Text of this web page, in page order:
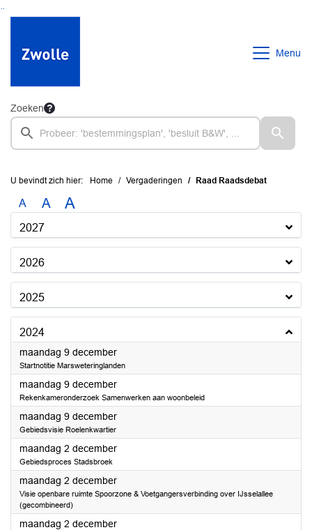
Ga naar de inhoud van deze pagina
Ga naar het zoeken
Ga naar het menu
Menu
Zoeken
U bevindt zich hier: Home Vergaderingen Raad Raadsdebat
A A A
2027
2026
2025
2024
maandag 9 december2024
Startnotitie Marsweteringlanden
maandag 9 december2024
Rekenkameronderzoek Samenwerken aan woonbeleid
maandag 9 december2024
Gebiedsvisie Roelenkwartier
maandag 2 december2024
Gebiedsproces Stadsbroek
maandag 2 december2024
Visie openbare ruimte Spoorzone & Voetgangersverbinding over IJsselallee
(gecombineerd)
maandag 2 december2024